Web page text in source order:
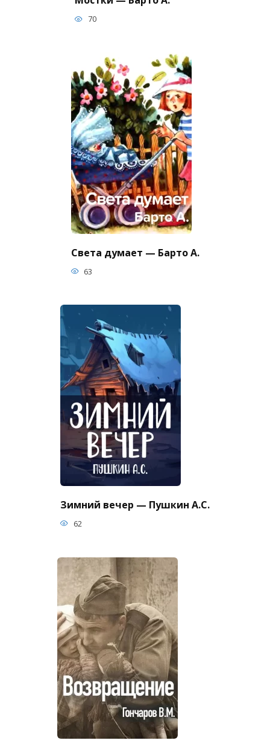
70
Света думает — Барто А.
63
Зимний вечер — Пушкин А.С.
62